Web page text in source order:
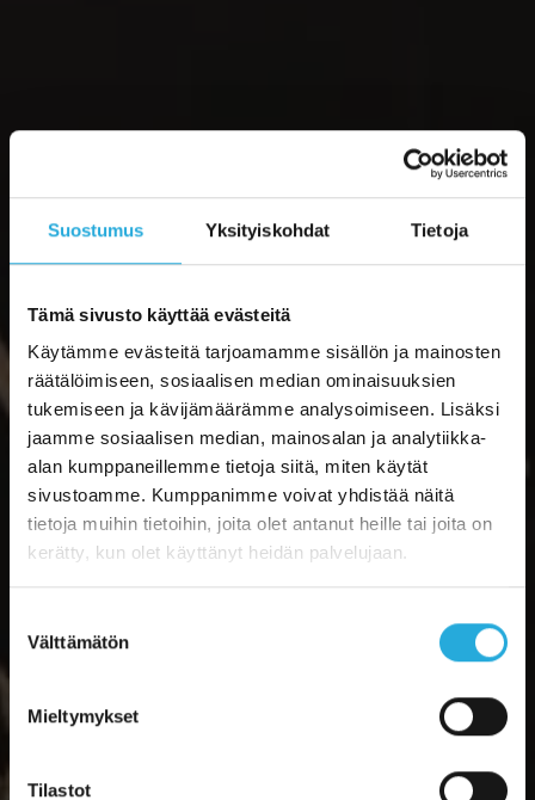
Suostumus Yksityiskohdat Tietoja
Tämä sivusto käyttää evästeitä
Käytämme evästeitä tarjoamamme sisällön ja mainosten
räätälöimiseen, sosiaalisen median ominaisuuksien
tukemiseen ja kävijämäärämme analysoimiseen. Lisäksi
jaamme sosiaalisen median, mainosalan ja analytiikka-
alan kumppaneillemme tietoja siitä, miten käytät
sivustoamme. Kumppanimme voivat yhdistää näitä
tietoja muihin tietoihin, joita olet antanut heille tai joita on
kerätty, kun olet käyttänyt heidän palvelujaan.
valinta
Välttämätön
Mieltymykset
Tilastot